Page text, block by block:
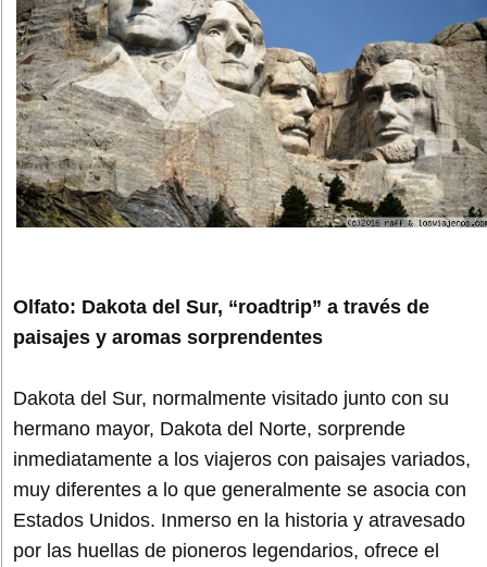
Olfato: Dakota del Sur, “roadtrip” a través de
paisajes y aromas sorprendentes
Dakota del Sur, normalmente visitado junto con su
hermano mayor, Dakota del Norte, sorprende
inmediatamente a los viajeros con paisajes variados,
muy diferentes a lo que generalmente se asocia con
Estados Unidos. Inmerso en la historia y atravesado
por las huellas de pioneros legendarios, ofrece el